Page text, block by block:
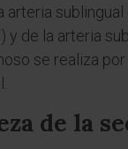
arteria sublingual
y de la arteria
se realiza
de la